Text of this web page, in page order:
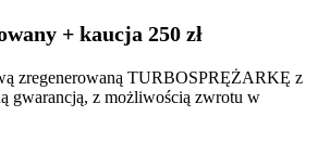
+ kaucja 250 zł
zregenerowaną TURBOSPRĘŻARKĘ z
gwarancją, z możliwością zwrotu w